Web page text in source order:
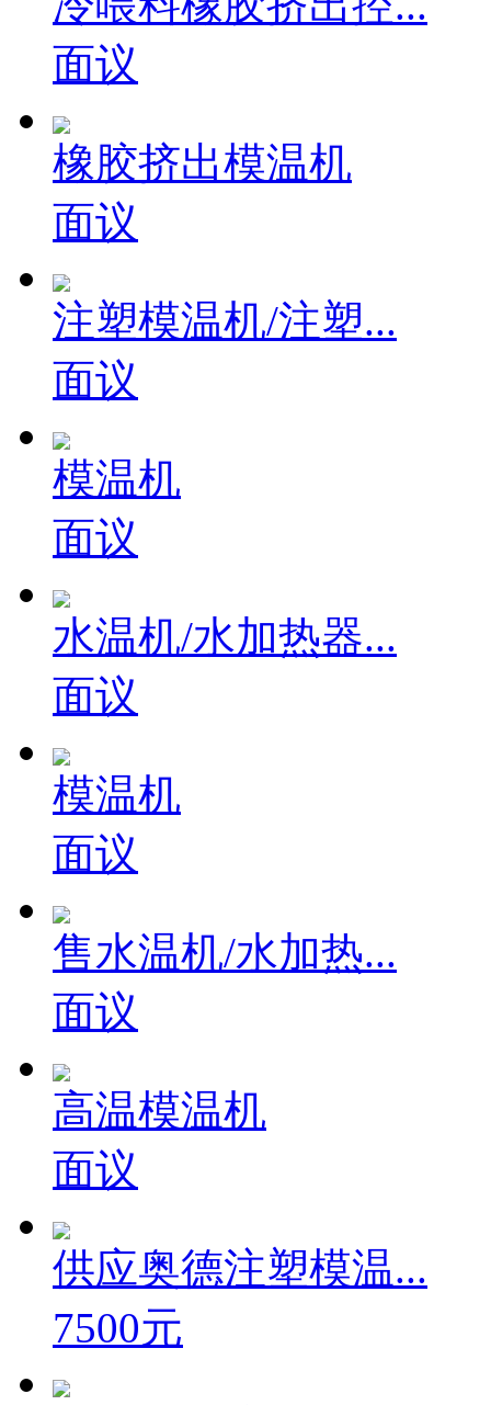
冷喂料橡胶挤出控...
面议
橡胶挤出模温机
面议
注塑模温机/注塑...
面议
模温机
面议
水温机/水加热器...
面议
模温机
面议
售水温机/水加热...
面议
高温模温机
面议
供应奥德注塑模温...
7500元